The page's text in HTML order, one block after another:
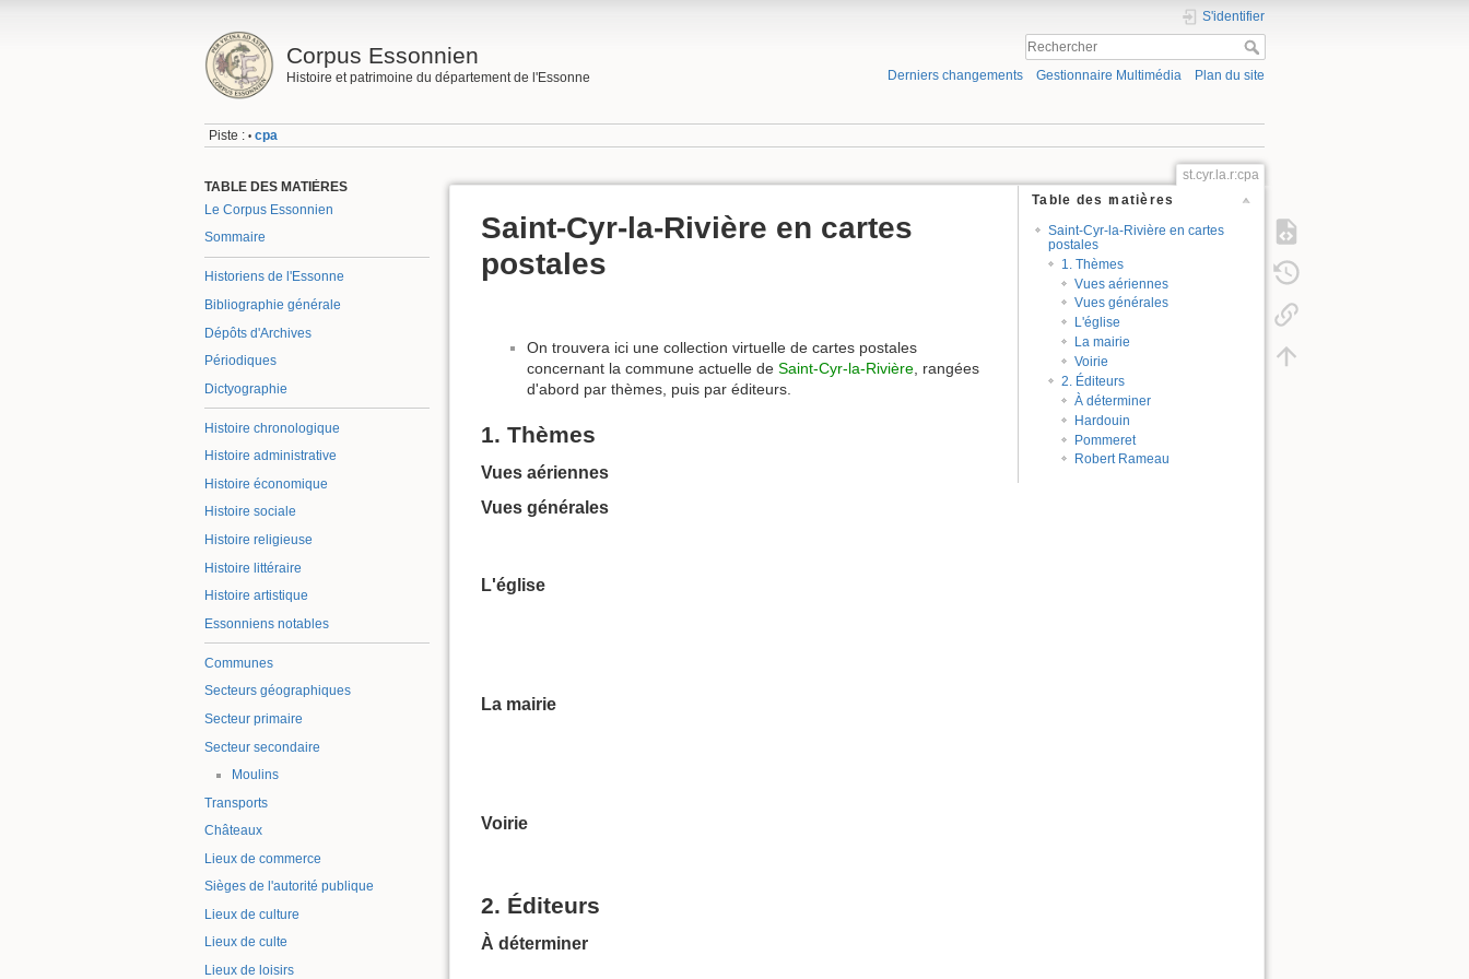
Corpus Essonnien
Histoire et patrimoine du département de l'Essonne
S'identifier
Derniers changements Gestionnaire Multimédia Plan du site
Piste : • cpa
TABLE DES MATIÈRES
Le Corpus Essonnien
Sommaire
Historiens de l'Essonne
Bibliographie générale
Dépôts d'Archives
Périodiques
Dictyographie
Histoire chronologique
Histoire administrative
Histoire économique
Histoire sociale
Histoire religieuse
Histoire littéraire
Histoire artistique
Essonniens notables
Communes
Secteurs géographiques
Secteur primaire
Secteur secondaire
Moulins
Transports
Châteaux
Lieux de commerce
Sièges de l'autorité publique
Lieux de culture
Lieux de culte
Lieux de loisirs
st.cyr.la.r:cpa
Table des matières
Saint-Cyr-la-Rivière en cartes
postales
1. Thèmes
Vues aériennes
Vues générales
L'église
La mairie
Voirie
2. Éditeurs
À déterminer
Hardouin
Pommeret
Robert Rameau
Saint-Cyr-la-Rivière en cartes
postales
On trouvera ici une collection virtuelle de cartes postales
concernant la commune actuelle de Saint-Cyr-la-Rivière , rangées
d'abord par thèmes, puis par éditeurs.
1. Thèmes
Vues aériennes
Vues générales
L'église
La mairie
Voirie
2. Éditeurs
À déterminer